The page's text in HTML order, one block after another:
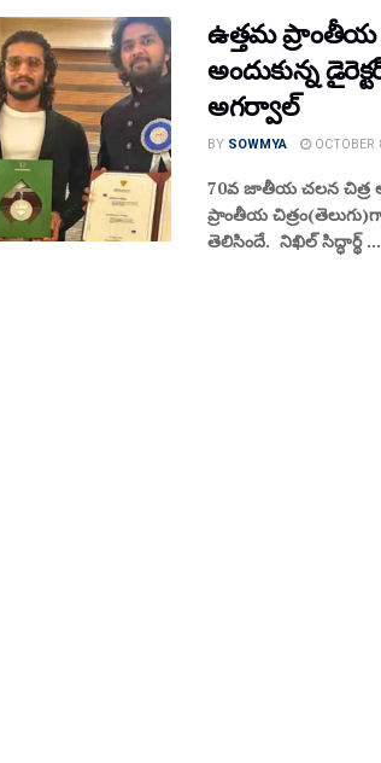
ఉత్తమ ప్రాంతీయ
అందుకున్న
అగర్వాల్‌
BY SOWMYA OCTOBER
70వ జాతీయ చలన చిత్ర
ప్రాంతీయ
తెలిసిందే. నిఖిల్ సిద్ధార్థ్ ...